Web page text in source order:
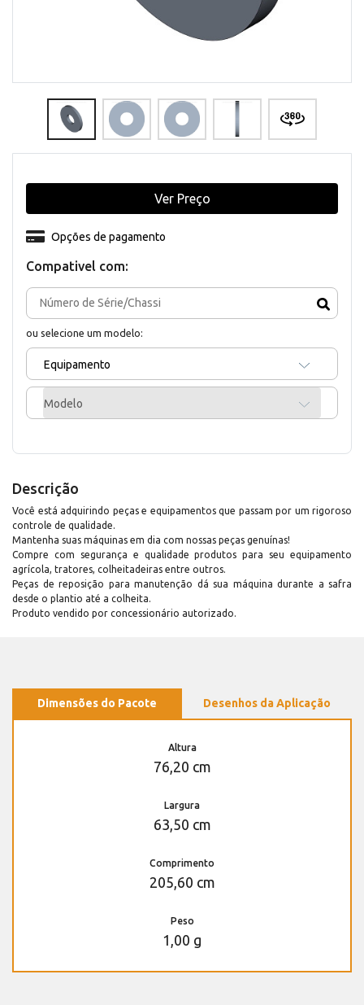
Compativel com:
ou selecione um modelo:
Equipamento
Modelo
Opções de pagamento
Ver Preço
Descrição
Você está adquirindo peças e equipamentos que passam por um rigoroso
controle de qualidade.
Mantenha suas máquinas em dia com nossas peças genuínas!
Compre com segurança e qualidade produtos para seu equipamento
agrícola, tratores, colheitadeiras entre outros.
Peças de reposição para manutenção dá sua máquina durante a safra
desde o plantio até a colheita.
Produto vendido por concessionário autorizado.
Dimensões do Pacote Desenhos da Aplicação
Altura
76,20 cm
Largura
63,50 cm
Comprimento
205,60 cm
Peso
1,00 g